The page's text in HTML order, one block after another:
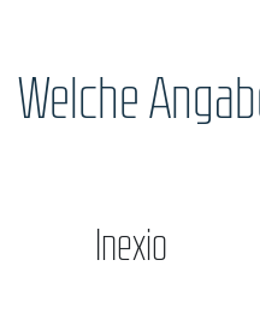
Welche
Inexio